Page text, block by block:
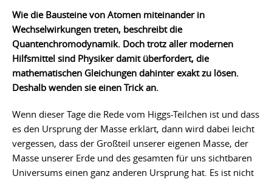
Wie die Bausteine von Atomen miteinander in
Wechselwirkungen treten, beschreibt die
Quantenchromodynamik. Doch trotz aller modernen
Hilfsmittel sind Physiker damit überfordert, die
mathematischen Gleichungen dahinter exakt zu lösen.
Deshalb wenden sie einen Trick an.
Wenn dieser Tage die Rede vom Higgs-Teilchen ist und dass
es den Ursprung der Masse erklärt, dann wird dabei leicht
vergessen, dass der Großteil unserer eigenen Masse, der
Masse unserer Erde und des gesamten für uns sichtbaren
Universums einen ganz anderen Ursprung hat. Es ist nicht